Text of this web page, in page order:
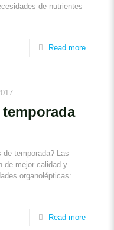
de nutrientes
Read more
temporada? Las
de mejor calidad y
organolépticas:
Read more